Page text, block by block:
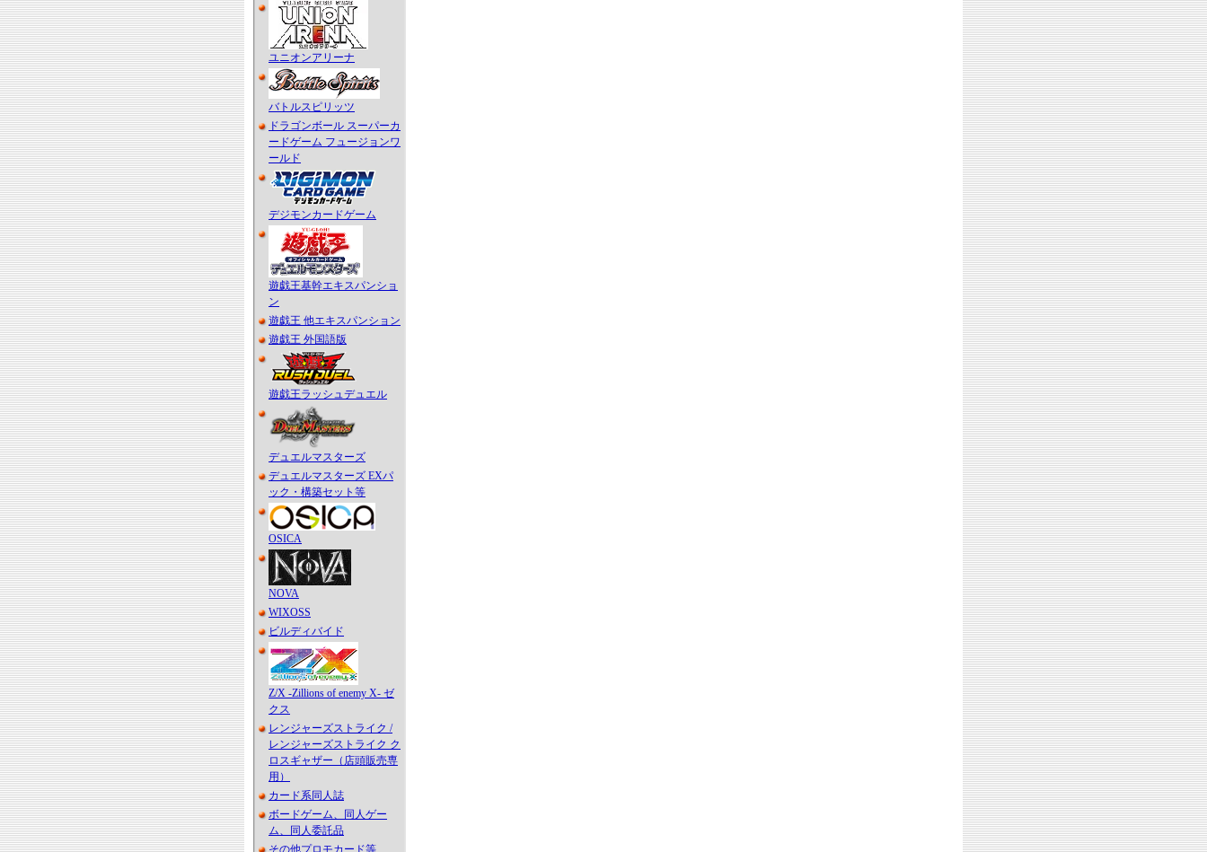
ユニオンアリーナ
バトルスピリッツ
ドラゴンボール スーパーカ
ードゲーム フュージョンワ
ールド
デジモンカードゲーム
遊戯王基幹エキスパンショ
ン
遊戯王 他エキスパンション
遊戯王 外国語版
遊戯王ラッシュデュエル
デュエルマスターズ
デュエルマスターズ EXパ
ック・構築セット等
OSICA
NOVA
WIXOSS
ビルディバイド
Z/X -Zillions of enemy X- ゼ
クス
レンジャーズストライク /
レンジャーズストライク ク
ロスギャザー（店頭販売専
用）
カード系同人誌
ボードゲーム、同人ゲー
ム、同人委託品
その他プロモカード等